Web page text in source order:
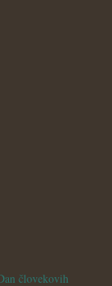
človekovih